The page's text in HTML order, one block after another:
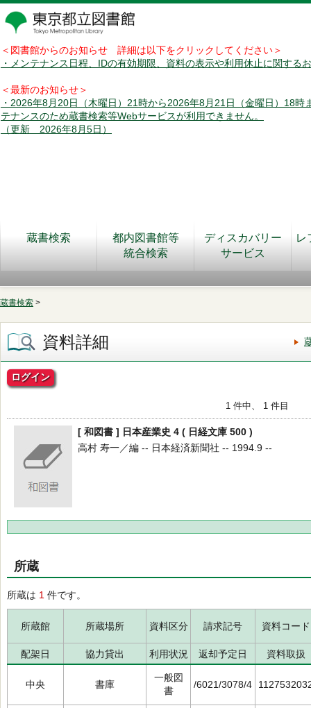
＜図書館からのお知らせ 詳細は以下をクリックしてください＞
・メンテナンス日程、IDの有効期限、資料の表示や利用休止に関する
＜最新のお知らせ＞
・2026年8月20日（木曜日）21時から2026年8月21日（金曜日）18時
テナンスのため蔵書検索等Webサービスが利用できません。
（更新 2026年8月5日）
蔵書検索
都内図書館等
統合検索
ディスカバリー
サービス
レ
蔵書検索 >
資料詳細
ログイン
1 件中、 1 件目
[ 和図書 ] 日本産業史 4 ( 日経文庫 500 )
高村 寿一／編 -- 日本経済新聞社 -- 1994.9 --
所蔵
所蔵は 1 件です。
所蔵館 所蔵場所 資料区分 請求記号 資料コード
配架日 協力貸出 利用状況 返却予定日 資料取扱
中央 書庫
一般図
書
/6021/3078/4